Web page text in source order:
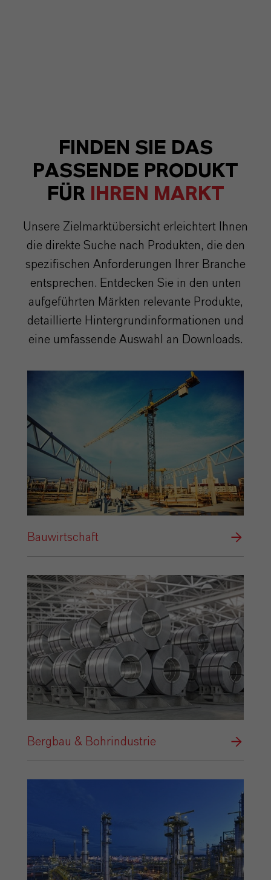
FINDEN SIE DAS
PASSENDE PRODUKT
FÜR IHREN MARKT
Unsere Zielmarktübersicht erleichtert Ihnen
die direkte Suche nach Produkten, die den
spezifischen Anforderungen Ihrer Branche
entsprechen. Entdecken Sie in den unten
aufgeführten Märkten relevante Produkte,
detaillierte Hintergrundinformationen und
eine umfassende Auswahl an Downloads.
Bauwirtschaft
Bergbau & Bohrindustrie